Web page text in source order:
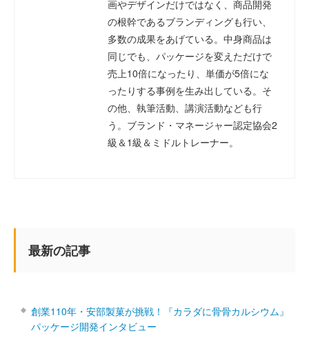
画やデザインだけではなく、商品開発
の根幹であるブランディングも行い、
多数の成果をあげている。中身商品は
同じでも、パッケージを変えただけで
売上10倍になったり、単価が5倍にな
ったりする事例を生み出している。そ
の他、執筆活動、講演活動なども行
う。ブランド・マネージャー認定協会2
級＆1級＆ミドルトレーナー。
最新の記事
創業110年・安部製菓が挑戦！『カラダに骨骨カルシウム』
パッケージ開発インタビュー